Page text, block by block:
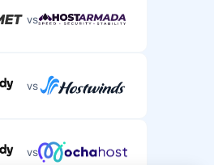
vs
vs
vs